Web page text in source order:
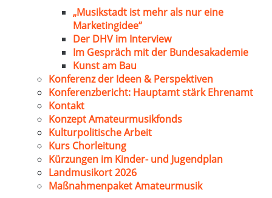
„Musikstadt ist mehr als nur eine
Marketingidee“
Der DHV im Interview
Im Gespräch mit der Bundesakademie
Kunst am Bau
Konferenz der Ideen & Perspektiven
Konferenzbericht: Hauptamt stärk Ehrenamt
Kontakt
Konzept Amateurmusikfonds
Kulturpolitische Arbeit
Kurs Chorleitung
Kürzungen im Kinder- und Jugendplan
Landmusikort 2026
Maßnahmenpaket Amateurmusik